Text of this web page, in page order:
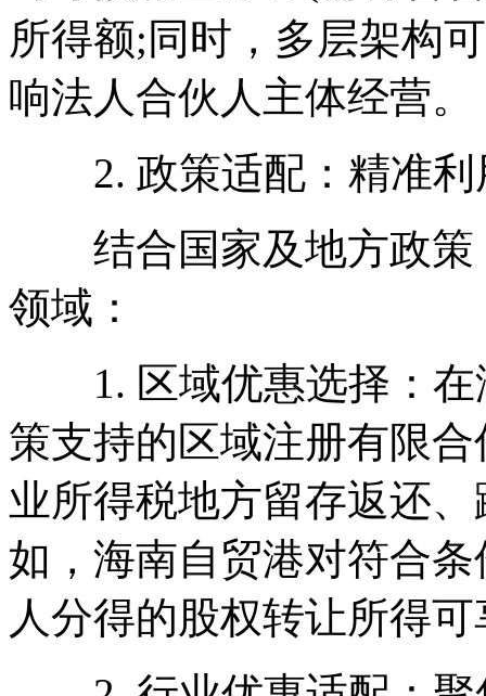
所得额;同时，多层架构
响法人合伙人主体经营。
2. 政策适配：精准利
结合国家及地方政策
领域：
1. 区域优惠选择：在
策支持的区域注册有限
业所得税地方留存返还
如，海南自贸港对符合
人分得的股权转让所得